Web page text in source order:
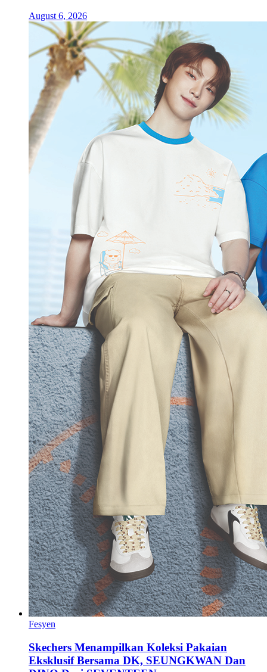
August 6, 2026
Fesyen
Skechers Menampilkan Koleksi Pakaian
Eksklusif Bersama DK, SEUNGKWAN Dan